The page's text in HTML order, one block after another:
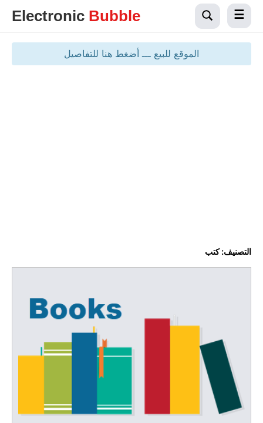
Electronic Bubble
الموقع للبيع ـــ أضغط هنا للتفاصيل
التصنيف:كتب